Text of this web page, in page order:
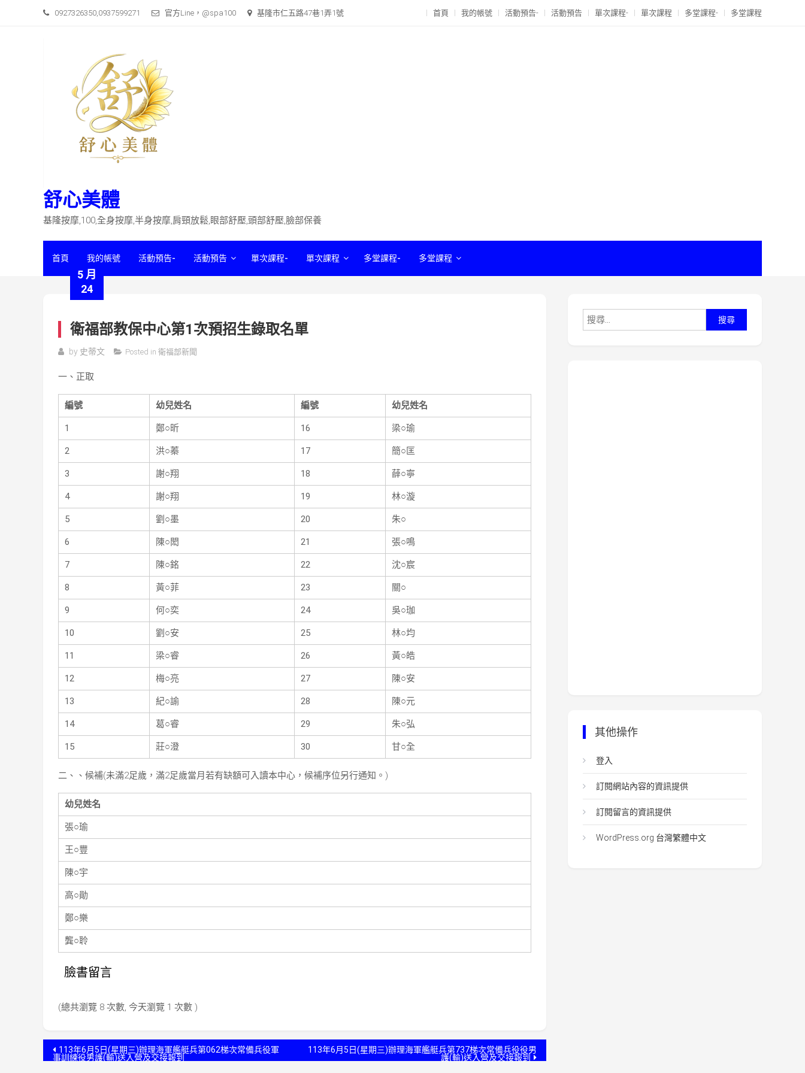
0927326350,0937599271 官方Line，@spa100 基隆市仁五路47巷1弄1號 首頁 我的帳號 活動預告- 活動預告 單次課程- 單次課程 多堂課程- 多堂課程
舒心美體
基隆按摩,100,全身按摩,半身按摩,肩頸放鬆,眼部舒壓,頭部舒壓,臉部保養
首頁 我的帳號 活動預告- 活動預告 單次課程- 單次課程 多堂課程- 多堂課程
5 月
24
衛福部教保中心第1次預招生錄取名單
by 史蒂文 Posted in 衛福部新聞
一、正取
編號 幼兒姓名 編號 幼兒姓名
1 鄭○昕 16 梁○瑜
2 洪○蓁 17 簡○匡
3 謝○翔 18 薛○寧
4 謝○翔 19 林○漩
5 劉○墨 20 朱○
6 陳○閎 21 張○鳴
7 陳○銘 22 沈○宸
8 黃○菲 23 關○
9 何○奕 24 吳○珈
10 劉○安 25 林○均
11 梁○睿 26 黃○皓
12 梅○亮 27 陳○安
13 紀○諭 28 陳○元
14 葛○睿 29 朱○弘
15 莊○澄 30 甘○全
二、、候補(未滿2足歲，滿2足歲當月若有缺額可入讀本中心，候補序位另行通知。)
幼兒姓名
張○瑜
王○豐
陳○宇
高○勛
鄭○樂
龔○聆
臉書留言
(總共瀏覽 8 次數, 今天瀏覽 1 次數 )
文113年6月5日(星期三)辦理海軍艦艇兵第062梯次常備兵役軍
事訓練役男護(輸)送入營及交接報到
113年6月5日(星期三)辦理海軍艦艇兵第737梯次常備兵役役男
護(輸)送入營及交接報到
尋
其他操作
登入
訂閱網站內容的資訊提供
訂閱留言的資訊提供
WordPress.org 台灣繁體中文